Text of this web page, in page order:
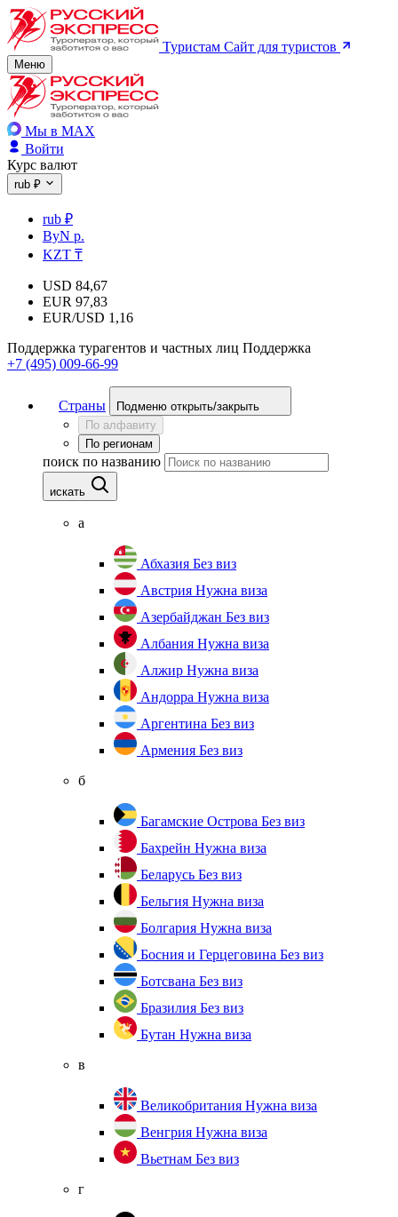
Туристам Сайт для туристов
Меню
Мы в MAX
Войти
Курс валют
rub ₽
rub ₽
ByN р.
KZT ₸
USD 84,67
EUR 97,83
EUR/USD 1,16
Поддержка турагентов и частных лиц Поддержка
+7 (495) 009-66-99
Страны
Подменю открыть/закрыть
По алфавиту
По регионам
поиск по названию
искать
а
Абхазия Без виз
Австрия Нужна виза
Азербайджан Без виз
Албания Нужна виза
Алжир Нужна виза
Андорра Нужна виза
Аргентина Без виз
Армения Без виз
б
Багамские Острова Без виз
Бахрейн Нужна виза
Беларусь Без виз
Бельгия Нужна виза
Болгария Нужна виза
Босния и Герцеговина Без виз
Ботсвана Без виз
Бразилия Без виз
Бутан Нужна виза
в
Великобритания Нужна виза
Венгрия Нужна виза
Вьетнам Без виз
г